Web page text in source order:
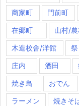
商家町 門前町
在郷町 山村/
木造校舎/洋館 祭
庄内 酒田
焼き鳥 おでん
ラーメン 焼きそ